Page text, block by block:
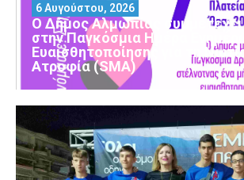
Ο Δήμος Αλμωπίας συμμετέχει
στην Παγκόσμια Ημέρα
Ευαισθητοποίησης για τη
Ατροφία (SMA)
6 Αυγούστου, 2026